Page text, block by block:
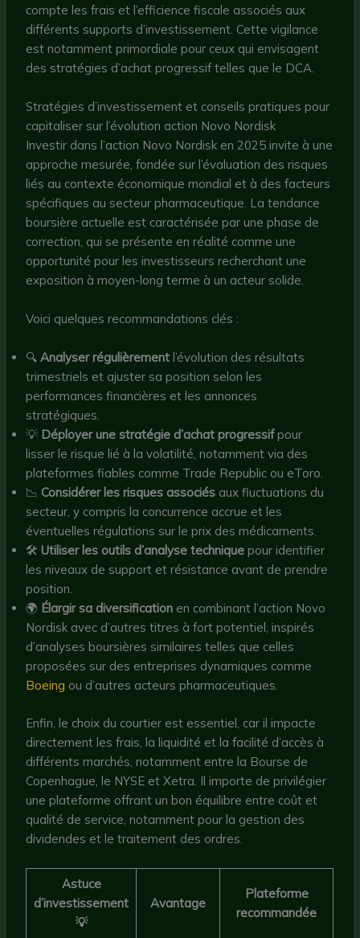
compte les frais et l’efficience fiscale associés aux
différents supports d’investissement. Cette vigilance
est notamment primordiale pour ceux qui envisagent
des stratégies d’achat progressif telles que le DCA.
Stratégies d’investissement et conseils pratiques pour
capitaliser sur l’évolution action Novo Nordisk
Investir dans l’action Novo Nordisk en 2025 invite à une
approche mesurée, fondée sur l’évaluation des risques
liés au contexte économique mondial et à des facteurs
spécifiques au secteur pharmaceutique. La tendance
boursière actuelle est caractérisée par une phase de
correction, qui se présente en réalité comme une
opportunité pour les investisseurs recherchant une
exposition à moyen-long terme à un acteur solide.
Voici quelques recommandations clés :
🔍Analyser régulièrement l’évolution des résultats
trimestriels et ajuster sa position selon les
performances financières et les annonces
stratégiques.
💡 Déployer une stratégie d’achat progressifpour
lisser le risque lié à la volatilité, notamment via des
plateformes fiables comme Trade Republic ou eToro.
📉 Considérer les risques associés aux fluctuations du
secteur, y compris la concurrence accrue et les
éventuelles régulations sur le prix des médicaments.
🛠️Utiliser les outils d’analyse technique pour identifier
les niveaux de support et résistance avant de prendre
position.
🌍 Élargir sa diversification en combinant l’action Novo
Nordisk avec d’autres titres à fort potentiel, inspirés
d’analyses boursières similaires telles que celles
proposées sur des entreprises dynamiques comme
Boeing ou d’autres acteurs pharmaceutiques.
Enfin, le choix du courtier est essentiel, car il impacte
directement les frais, la liquidité et la facilité d’accès à
différents marchés, notamment entre la Bourse de
Copenhague, le NYSE et Xetra. Il importe de privilégier
une plateforme offrant un bon équilibre entre coût et
qualité de service, notamment pour la gestion des
dividendes et le traitement des ordres.
Astuce
d’investissement
💡
Avantage
Plateforme
recommandée